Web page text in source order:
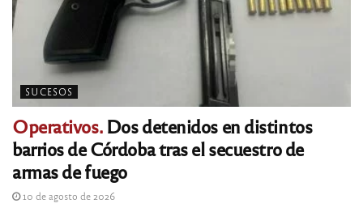
SUCESOS
Operativos.Dos detenidos en distintos
barrios de Córdoba tras el secuestro de
armas de fuego
10 de agosto de 2026